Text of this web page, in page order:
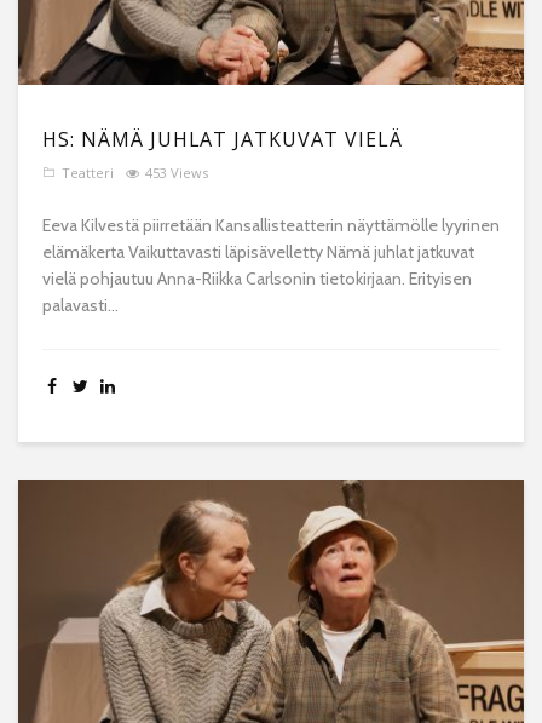
HS: NÄMÄ JUHLAT JATKUVAT VIELÄ
Teatteri 453 Views
Eeva Kilvestä piirretään Kansallisteatterin näyttämölle lyyrinen
elämäkerta Vaikuttavasti läpisävelletty Nämä juhlat jatkuvat
vielä pohjautuu Anna-Riikka Carlsonin tietokirjaan. Erityisen
palavasti...